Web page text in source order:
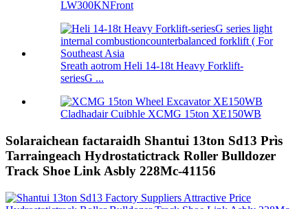
LW300KNFront
Sreath aotrom Heli 14-18t Heavy Forklift-
seriesG ...
Cladhadair Cuibhle XCMG 15ton XE150WB
Solaraichean factaraidh Shantui 13ton Sd13 Prìs
Tarraingeach Hydrostatictrack Roller Bulldozer
Track Shoe Link Asbly 228Mc-41156